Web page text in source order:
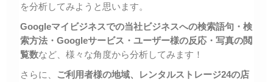
を分析してみようと思います。
Googleマイビジネスでの当社ビジネスへの検索語句・検
索方法・Googleサービス・ユーザー様の反応・写真の閲
覧数など、様々な角度から分析してみます！
さらに、 ご利用者様の地域、レンタルストレージ24の店